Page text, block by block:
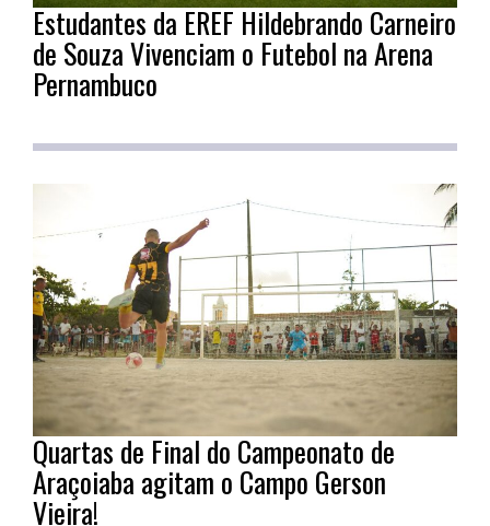
Estudantes da EREF Hildebrando Carneiro
de Souza Vivenciam o Futebol na Arena
Pernambuco
Quartas de Final do Campeonato de
Araçoiaba agitam o Campo Gerson
Vieira!